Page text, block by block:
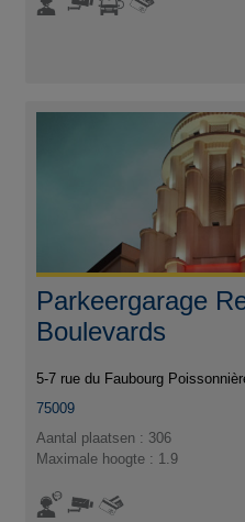
Parkeergarage
Boulevards
5-7 rue du Faubourg
75009
Aantal plaatsen : 306
Maximale hoogte : 1.9